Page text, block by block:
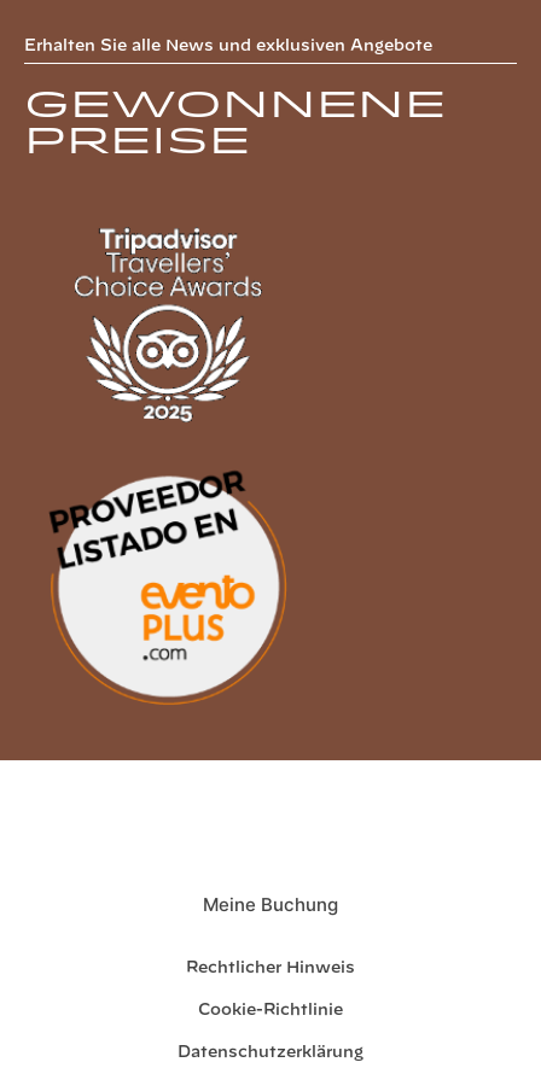
Erhalten Sie alle News und exklusiven Angebote
Gewonnene
Preise
Meine Buchung
Rechtlicher Hinweis
Cookie-Richtlinie
Datenschutzerklärung